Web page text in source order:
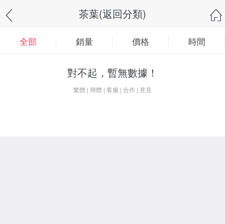
茶葉(返回分類)
全部 銷量 價格 時間
對不起，暫無數據！
繁體 | 簡體 | 客服 | 合作 | 意見